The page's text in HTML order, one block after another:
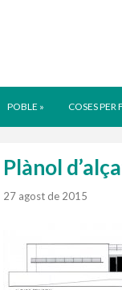
POBLE » COSES PER
Plànol
27 agost de 2015